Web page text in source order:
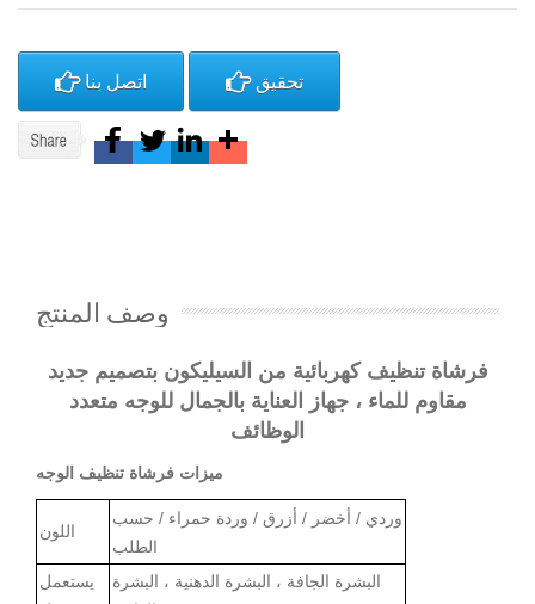
اتصل بنا تحقيق
وصف المنتج
فرشاة تنظيف كهربائية من السيليكون بتصميم جديد
مقاوم للماء ، جهاز العناية بالجمال للوجه متعدد
الوظائف
ميزات فرشاة تنظيف الوجه
اللون
وردي / أخضر / أزرق / وردة حمراء / حسب
الطلب
يستعمل
البشرة الجافة ، البشرة الدهنية ، البشرة